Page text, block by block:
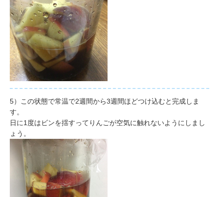
5）この状態で常温で2週間から3週間ほどつけ込むと完成しま
す。
日に1度はビンを揺すってりんごが空気に触れないようにしまし
ょう。